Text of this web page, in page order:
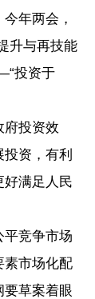
年两会，
升与再技能
投资于
府投资效
资，有利
好满足人民
平竞争市场
素市场化配
草案着眼